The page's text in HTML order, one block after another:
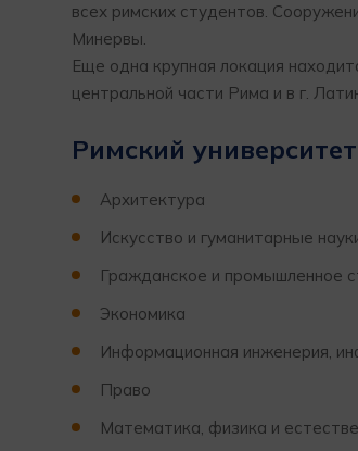
всех римских студентов.
Минервы.
Еще одна крупная локация
центральной части Рима и в г.
Римский
Архитектура
Искусство и гуманитарные
Гражданское и промышленное
Экономика
Информационная инженерия,
Право
Математика, физика и